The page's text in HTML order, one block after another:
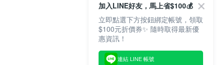
加入LINE好友，馬上省$100💰
立即點選下方按鈕綁定帳號，領取
$100元折價券✨ 隨時取得最新優
惠資訊！
連結 LINE 帳號